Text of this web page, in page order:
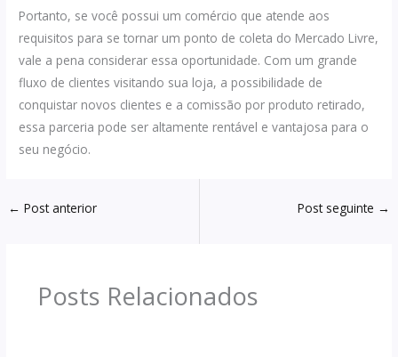
Portanto, se você possui um comércio que atende aos
requisitos para se tornar um ponto de coleta do Mercado Livre,
vale a pena considerar essa oportunidade. Com um grande
fluxo de clientes visitando sua loja, a possibilidade de
conquistar novos clientes e a comissão por produto retirado,
essa parceria pode ser altamente rentável e vantajosa para o
seu negócio.
← Post anterior Post seguinte →
Posts Relacionados